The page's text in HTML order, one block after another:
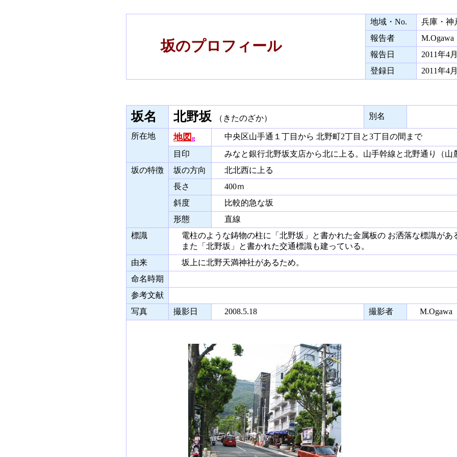
坂のプロフィール
地域・No.
兵庫・神
報告者
M.Ogawa
報告日
2011年4
登録日
2011年4
坂名 北野坂 （きたのざか） 別名
所在地 地図 g
中央区山手通１丁目から 北野町2丁目と3丁目の間まで
目印
みなと銀行北野坂支店から北に上る。山手幹線と北野通り（山
坂の特徴
坂の方向
北北西に上る
長さ
400ｍ
斜度
比較的急な坂
形態
直線
標識
電柱のような鋳物の柱に「北野坂」と書かれた金属板の お洒落な標識があ
また「北野坂」と書かれた交通標識も建っている。
由来
坂上に北野天満神社があるため。
命名時期
参考文献
写真
撮影日 2008.5.18 撮影者 M.Ogawa